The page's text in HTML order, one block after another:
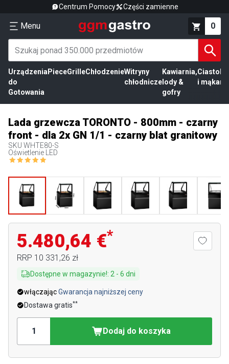
Centrum Pomocy Części zamienne
Menu 0
Urządzenia
do
Gotowania
PieceGrilleChłodzenieWitryny
chłodnicze
Kawiarnia,
lody &
gofry
Ciasto
i mąka
Lada grzewcza TORONTO - 800mm - czarny
front - dla 2x GN 1/1 - czarny blat granitowy
SKU WHTE80-S
Oświetlenie LED
5.480,64 €*
RRP 10 331,26 zł
Dostępne w magazynie!: 2 - 6 dni
włączającGwarancja najniższej ceny
Dostawa gratis**
Dodaj do koszyka